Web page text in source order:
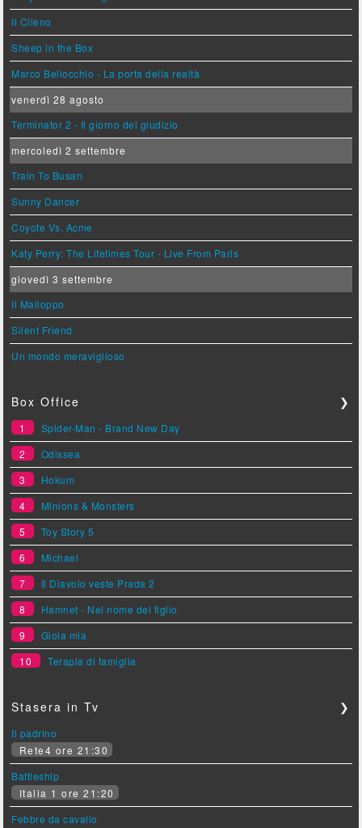
Il Cileno
Sheep in the Box
Marco Bellocchio - La porta della realtà
venerdì 28 agosto
Terminator 2 - Il giorno del giudizio
mercoledì 2 settembre
Train To Busan
Sunny Dancer
Coyote Vs. Acme
Katy Perry: The Lifetimes Tour - Live From Paris
giovedì 3 settembre
Il Malloppo
Silent Friend
Un mondo meraviglioso
Box Office ❯
1
Spider-Man - Brand New Day
2
Odissea
3
Hokum
4
Minions & Monsters
5
Toy Story 5
6
Michael
7
Il Diavolo veste Prada 2
8
Hamnet - Nel nome del figlio
9
Gioia mia
10
Terapia di famiglia
Stasera in Tv ❯
Il padrino
Rete4 ore 21:30
Battleship
Italia 1 ore 21:20
Febbre da cavallo